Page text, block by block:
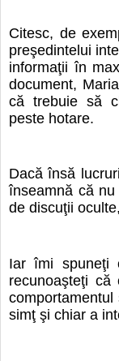
Citesc, de
preşedintelui
informaţii în
document,
că trebuie să
peste hotare.
Dacă însă
înseamnă că
de discuţii
Iar îmi spuneţi
recunoaşteţi
simţ şi chiar a